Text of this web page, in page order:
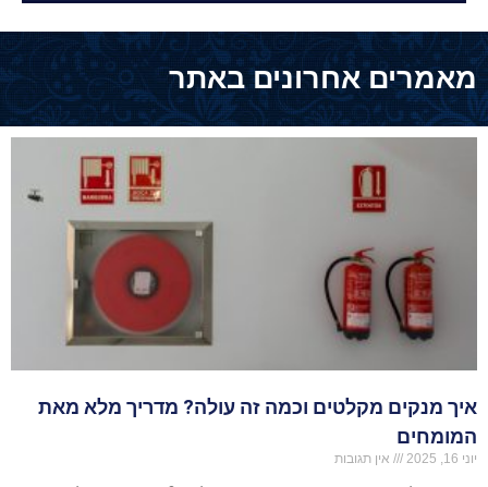
מאמרים אחרונים באתר
איך מנקים מקלטים וכמה זה עולה? מדריך מלא מאת
המומחים
יוני 16, 2025 אין תגובות